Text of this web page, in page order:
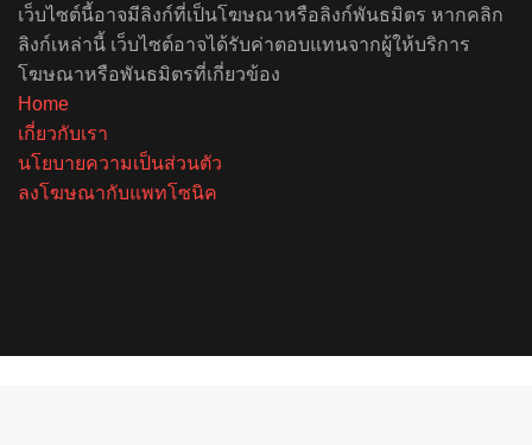
เว็บไซต์นี้อาจมีลิงก์ที่เป็นโฆษณาหรือลิงก์พันธมิตร หากคลิก
ลิงก์เหล่านี้ เว็บไซต์อาจได้รับค่าตอบแทนจากผู้ให้บริการ
โฆษณาหรือพันธมิตรที่เกี่ยวข้อง
Home
เกี่ยวกับเรา
นโยบายความเป็นส่วนตัว
ลงโฆษณากับแพทโซนิค